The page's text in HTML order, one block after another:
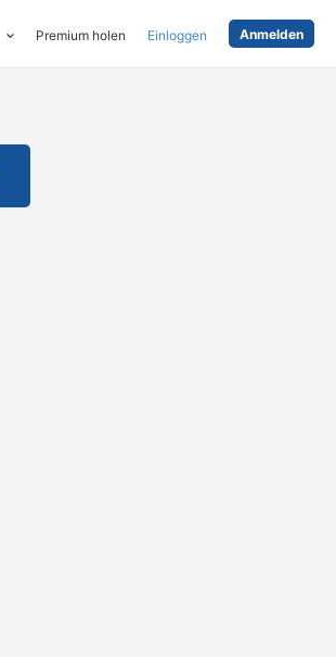
Premium holen Einloggen Anmelden